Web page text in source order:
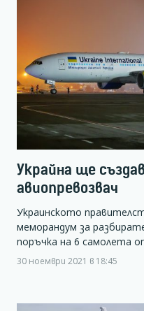
Украйна ще
авиопревозвач
Украинското
меморандум за
поръчка на 6 самолета
30 ноември 2021 в 18:45